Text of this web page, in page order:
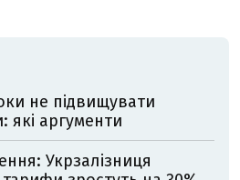
не підвищувати
які аргументи
Укрзалізниця